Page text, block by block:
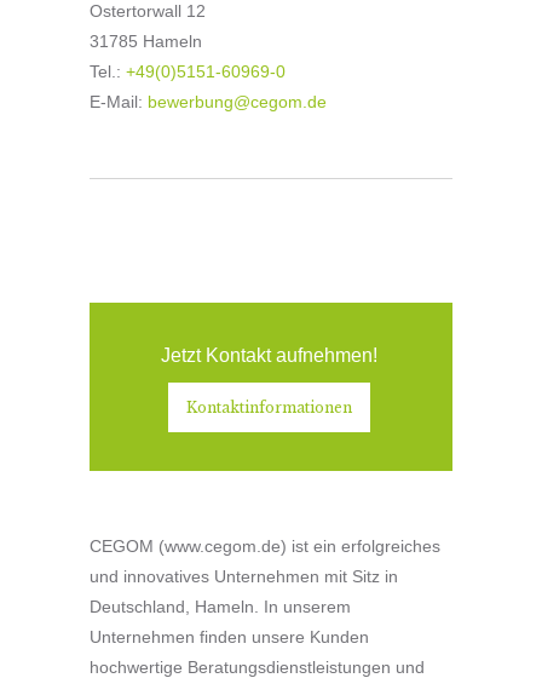
Ostertorwall 12
31785 Hameln
Tel.: +49(0)5151-60969-0
E-Mail: bewerbung@cegom.de
Jetzt Kontakt aufnehmen!
Kontaktinformationen
CEGOM (www.cegom.de) ist ein erfolgreiches
und innovatives Unternehmen mit Sitz in
Deutschland, Hameln. In unserem
Unternehmen finden unsere Kunden
hochwertige Beratungsdienstleistungen und